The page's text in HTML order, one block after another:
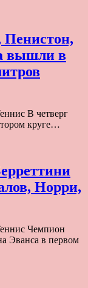
Пенистон,
вышли в
В четверг
круге…
Норри,
Чемпион
Эванса в первом